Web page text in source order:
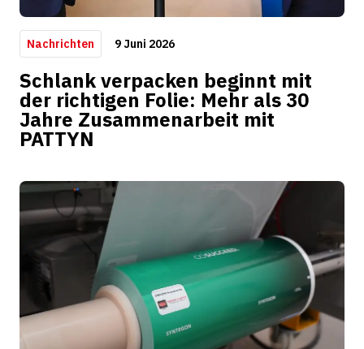
Nachrichten 9 Juni 2026
Schlank verpacken beginnt mit
der richtigen Folie: Mehr als 30
Jahre Zusammenarbeit mit
PATTYN